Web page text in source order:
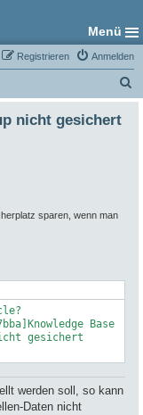
Menü
Anmelden
Registrieren
u
nicht gesichert
sparen, wenn man
Base
gesichert
werden soll, so kann
Daten nicht